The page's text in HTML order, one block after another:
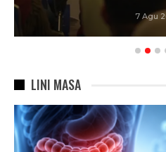
7 Agu
LINI MASA